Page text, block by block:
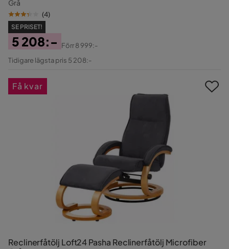
Grå
(4)
SE PRISET!
Pris
5 208:-
Original
Förr8 999:-
Tidigare lägsta pris 5 208:-
Reclinerfåtölj Loft24 Pasha Reclinerfåtölj Microfiber
Få kvar